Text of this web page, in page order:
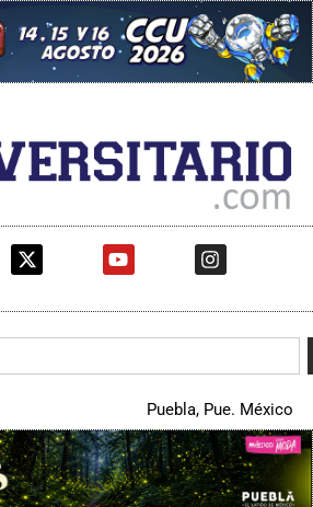
Puebla, Pue. México